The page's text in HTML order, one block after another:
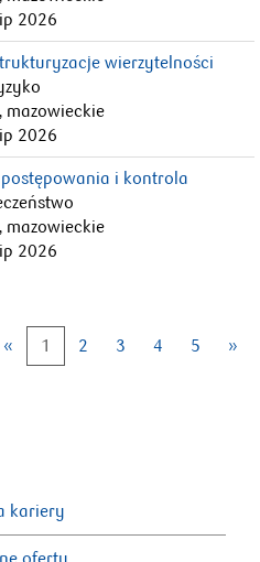
2026
wierzytelności
mazowieckie
2026
i kontrola
mazowieckie
2026
« 1 2 3 4 5 »
kariery